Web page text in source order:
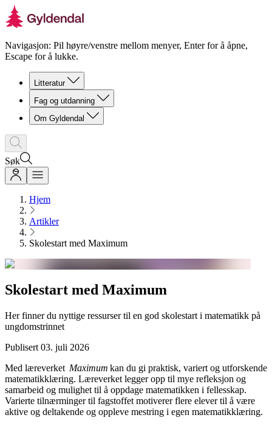
Navigasjon: Pil høyre/venstre mellom menyer, Enter for å åpne,
Escape for å lukke.
Litteratur
Fag og utdanning
Om Gyldendal
Søk
Hjem
Artikler
Skolestart med Maximum
Skolestart med Maximum
Her finner du nyttige ressurser til en god skolestart i matematikk på
ungdomstrinnet
Publisert 03. juli 2026
Med læreverket Maximum kan du gi praktisk, variert og utforskende
matematikklæring. Læreverket legger opp til mye refleksjon og
samarbeid og mulighet til å oppdage matematikken i fellesskap.
Varierte tilnærminger til fagstoffet motiverer flere elever til å være
aktive og deltakende og oppleve mestring i egen matematikklæring.